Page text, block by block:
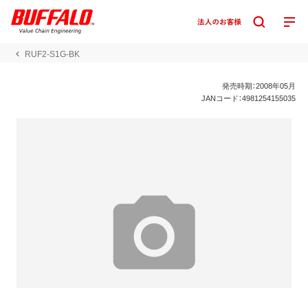
RUF2-S1G-BK
発売時期：2008年05月
JANコード：4981254155035